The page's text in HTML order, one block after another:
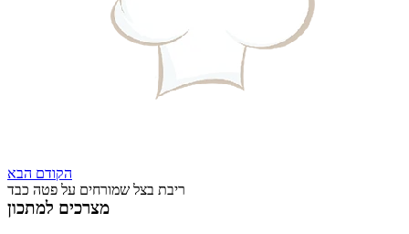
הקודם הבא
ריבת בצל שמורחים על פטה כבד
מצרכים למתכון